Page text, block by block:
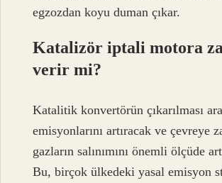
egzozdan koyu duman çıkar.
Katalizör iptali motora
verir mi?
Katalitik konvertörün çıkarılması
emisyonlarını artıracak ve çevreye
gazların salınımını önemli ölçüde
Bu, birçok ülkedeki yasal emisyon